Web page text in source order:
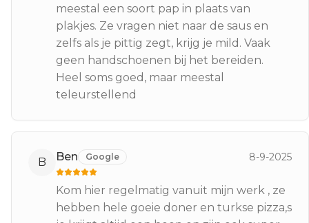
meestal een soort pap in plaats van
plakjes. Ze vragen niet naar de saus en
zelfs als je pittig zegt, krijg je mild. Vaak
geen handschoenen bij het bereiden.
Heel soms goed, maar meestal
teleurstellend
B Ben Google 8-9-2025
Kom hier regelmatig vanuit mijn werk , ze
hebben hele goeie doner en turkse pizza,s